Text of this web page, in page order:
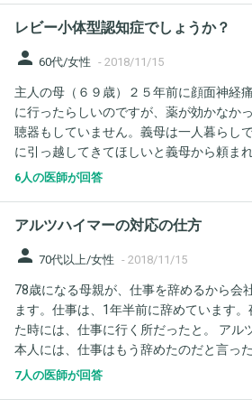
「気づかなかった」と言います。 半年ほ
実家に同居し始め、私の子どももまだ小
ーなだけ」と言いますが、年齢的にも認
いか？と私は思ってしまいました。 あま
て続くので、母に「一度検査してみたら
いいんだし、今後何かあった時に、指標
して言ってみたところ、激怒してしまいました。 これ
レビー小体型認知症でしょうか？
person 60代/女性 - 2018/11/15
主人の母（６９歳）２５年前に顔面神経
に行ったらしいのですが、薬が効かなか
聴器もしていません。義母は一人暮らし
に引っ越してきてほしいと義母から頼ま
を引き継ぐ話になっていました。そして
いたのですが、いざ用立ててほしい話を
しい。負担するとはいっていない。家に
ことを言いだし、また近くに来てほしい
たらが勝手に来たんだと言われる始末で
も前から義母とやり取りしていたのに言
ったのは嫁の私だと言われ喧嘩になりま
しいと２～３日後の夜に主人が義母の様
6人の医師が回答
アルツハイマーの対応の仕方
person 70代以上/女性 - 2018/11/15
78歳になる母親が、仕事を辞めるから会
ます。仕事は、1年半前に辞めています
た時には、仕事に行く所だったと。 アル
本人には、仕事はもう辞めたのだと言っ
か。 余計に訳が分からなくなるのでしょ
7人の医師が回答